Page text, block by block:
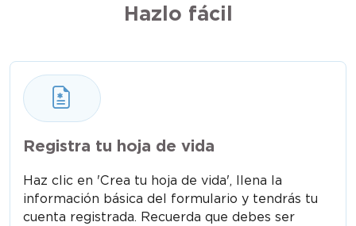
Hazlo fácil
Registra tu hoja de vida
Haz clic en 'Crea tu hoja de vida', llena la
información básica del formulario y tendrás tu
cuenta registrada. Recuerda que debes ser